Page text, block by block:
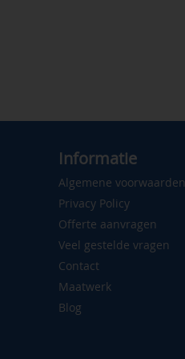
Informatie
Algemene voorwaarden
Privacy Policy
Offerte aanvragen
Veel gestelde vragen
Contact
Maatwerk
Blog